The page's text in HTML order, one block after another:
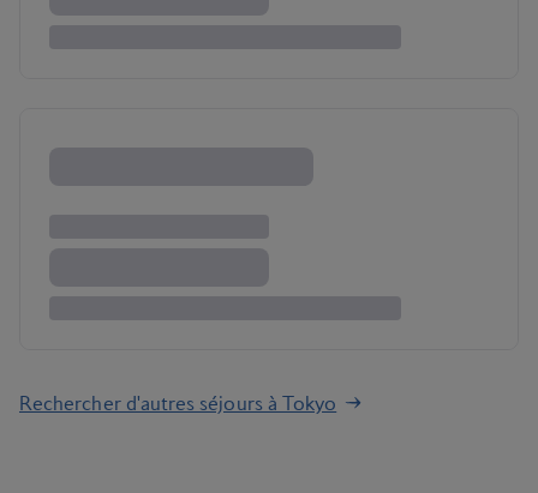
Rechercher d'autres séjours à Tokyo